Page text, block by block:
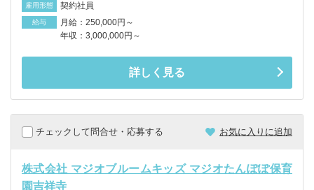
雇用形態 契約社員
給与
月給：250,000円～
年収：3,000,000円～
詳しく見る
チェックして問合せ・応募する お気に入りに追加
株式会社 マジオブルームキッズ マジオたんぽぽ保育
園吉祥寺